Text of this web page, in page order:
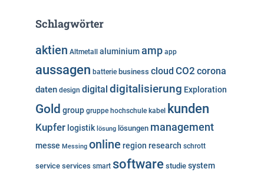
g
r
i
n
Schlagwörter
aktien Altmetall aluminiumamp app
aussagen batterie business cloud CO2 corona
daten design digital digitalisierung Exploration
Gold group gruppe hochschule kabel kunden
Kupfer logistik lösung lösungen management
messe Messing online region research schrott
service services smart software studie system